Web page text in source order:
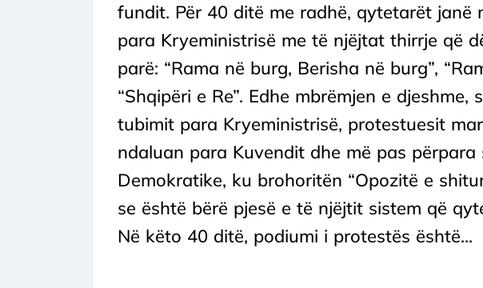
fundit. Për 40 ditë me radhë, qytetarët janë
para Kryeministrisë me të njëjtat thirrje që
parë: “Rama në burg, Berisha në burg”,
“Shqipëri e Re”. Edhe mbrëmjen e
tubimit para Kryeministrisë, protestuesit
ndaluan para Kuvendit dhe më pas përpara
Demokratike, ku brohoritën “Opozitë e
se është bërë pjesë e të njëjtit sistem që
Në këto 40 ditë, podiumi i protestës është...